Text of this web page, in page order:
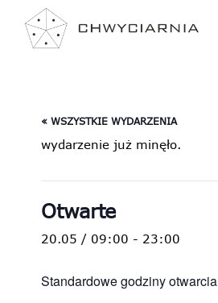
« WSZYSTKIE WYDARZENIA
wydarzenie już minęło.
Otwarte
20.05 / 09:00 - 23:00
Standardowe godziny otwarcia